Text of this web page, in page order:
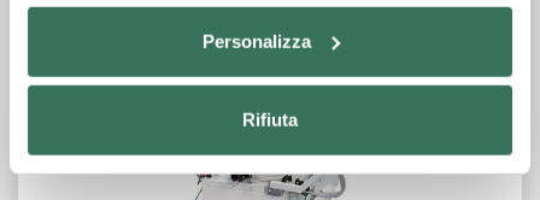
Con il tuo consenso, vorremmo anche:
raccogliere informazioni sulla tua posizione
geografica, con un'approssimazione di qualche
Identificare il tuo dispositivo, scansionandolo
attivamente alla ricerca di caratteristiche specifiche
(impronte digitali).
Personalizza
Rifiuta